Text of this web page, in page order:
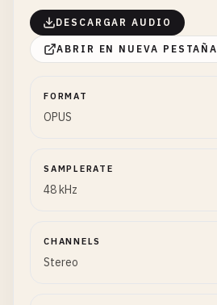
DESCARGAR AUDIO
ABRIR EN NUEVA PESTAÑA
FORMAT
OPUS
SAMPLERATE
48 kHz
CHANNELS
Stereo